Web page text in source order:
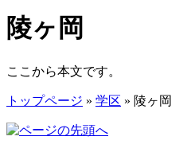
陵ヶ岡
ここから本文です。
トップページ » 学区 » 陵ヶ岡